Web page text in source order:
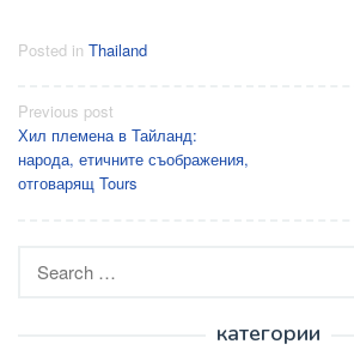
Posted in Thailand
Post
navigation
Previous post
Хил племена в Тайланд:
народа, етичните съображения,
отговарящ Tours
категории